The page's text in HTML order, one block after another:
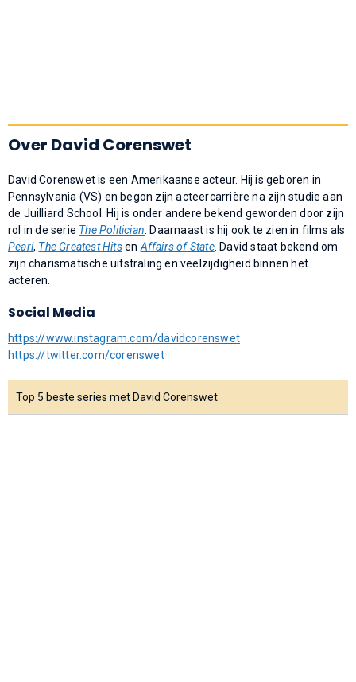
Over David Corenswet
David Corenswet is een Amerikaanse acteur. Hij is geboren in
Pennsylvania (VS) en begon zijn acteercarrière na zijn studie aan
de Juilliard School. Hij is onder andere bekend geworden door zijn
rol in de serie The Politician . Daarnaast is hij ook te zien in films als
Pearl, The Greatest Hitsen Affairs of State. David staat bekend om
zijn charismatische uitstraling en veelzijdigheid binnen het
acteren.
Social Media
https://www.instagram.com/davidcorenswet
https://twitter.com/corenswet
Top 5 beste series met David Corenswet